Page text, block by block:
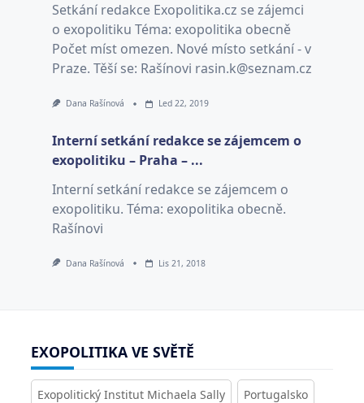
Setkání redakce Exopolitika.cz se zájemci
o exopolitiku Téma: exopolitika obecně
Počet míst omezen. Nové místo setkání - v
Praze. Těší se: Rašínovi rasin.k@seznam.cz
Dana Rašínová Led 22, 2019
Interní setkání redakce se zájemcem o
exopolitiku – Praha – ...
Interní setkání redakce se zájemcem o
exopolitiku. Téma: exopolitika obecně.
Rašínovi
Dana Rašínová Lis 21, 2018
EXOPOLITIKA VE SVĚTĚ
Exopolitický Institut Michaela Sally Portugalsko